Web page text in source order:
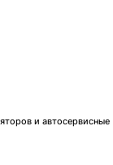
и автосервисные